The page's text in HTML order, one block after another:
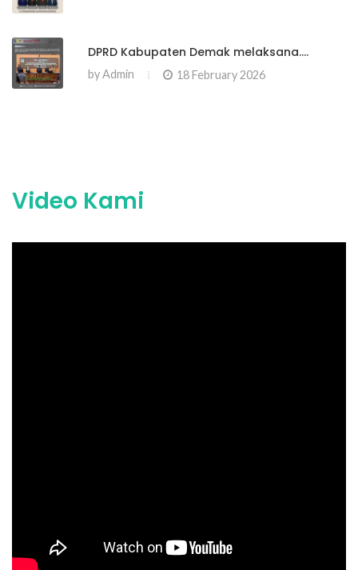
DPRD Kabupaten Demak melaksana....
byAdmin 18 February 2026
Video Kami